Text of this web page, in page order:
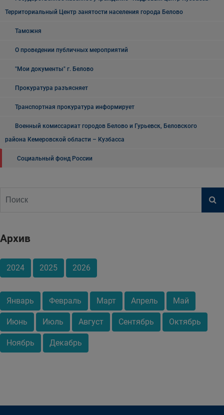
Территориальный Центр занятости населения города Белово
Таможня
О проведении публичных мероприятий
"Мои документы" г. Белово
Прокуратура разъясняет
Транспортная прокуратура информирует
Военный комиссариат городов Белово и Гурьевск, Беловского
района Кемеровской области – Кузбасса
Социальный фонд России
Архив
2024 2025 2026
Январь Февраль Март Апрель Май
Июнь Июль Август Сентябрь Октябрь
Ноябрь Декабрь